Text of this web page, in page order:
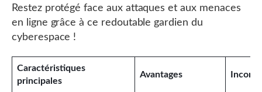
Restez protégé face aux attaques et aux menaces
en ligne grâce à ce redoutable gardien du
cyberespace !
Caractéristiques
principales
Avantages